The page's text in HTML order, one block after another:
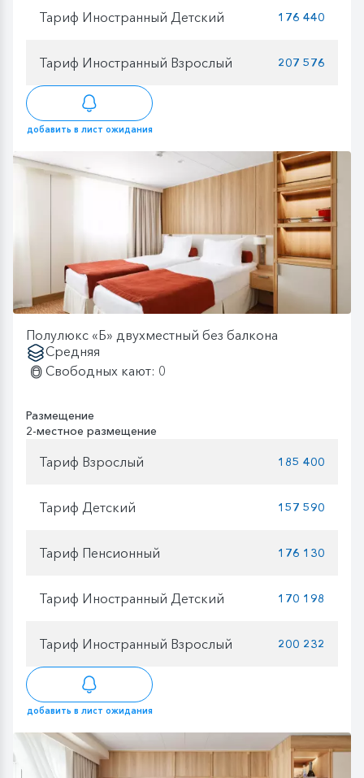
Тариф Иностранный Детский 176 440
Тариф Иностранный Взрослый 207 576
добавить в лист ожидания
Полулюкс «Б» двухместный без балкона
Средняя
Свободных кают: 0
Размещение
2-местное размещение
Тариф Взрослый 185 400
Тариф Детский 157 590
Тариф Пенсионный 176 130
Тариф Иностранный Детский 170 198
Тариф Иностранный Взрослый 200 232
добавить в лист ожидания